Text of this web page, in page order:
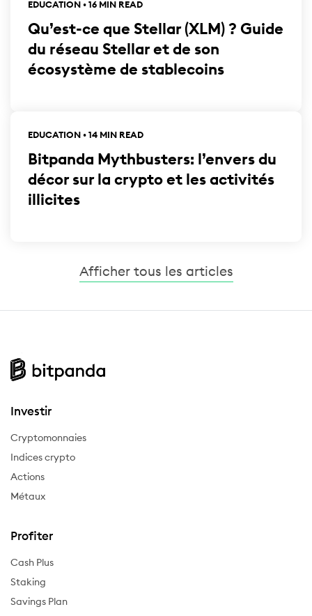
EDUCATION • 16 MIN READ
Qu’est-ce que Stellar (XLM) ? Guide
du réseau Stellar et de son
écosystème de stablecoins
EDUCATION • 14 MIN READ
Bitpanda Mythbusters: l’envers du
décor sur la crypto et les activités
illicites
Afficher tous les articles
Investir
Cryptomonnaies
Indices crypto
Actions
Métaux
Profiter
Cash Plus
Staking
Savings Plan